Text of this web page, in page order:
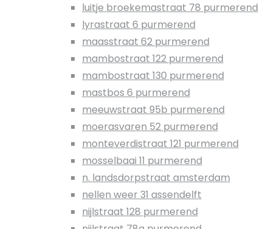
luitje broekemastraat 78 purmerend
lyrastraat 6 purmerend
maasstraat 62 purmerend
mambostraat 122 purmerend
mambostraat 130 purmerend
mastbos 6 purmerend
meeuwstraat 95b purmerend
moerasvaren 52 purmerend
monteverdistraat 121 purmerend
mosselbaai 11 purmerend
n. landsdorpstraat amsterdam
nellen weer 31 assendelft
nijlstraat 128 purmerend